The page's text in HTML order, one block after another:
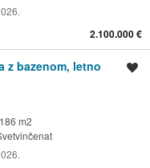
2.100.000 €
z bazenom, letno
m2